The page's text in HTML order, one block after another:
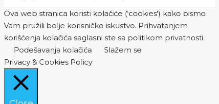
Ova web stranica koristi kolačiće ('cookies') kako bismo
Vam pružili bolje korisničko iskustvo. Prihvatanjem
korišćenja kolačića saglasni ste sa politikom privatnosti.
Podešavanja kolačića
Slažem se
Privacy & Cookies Policy